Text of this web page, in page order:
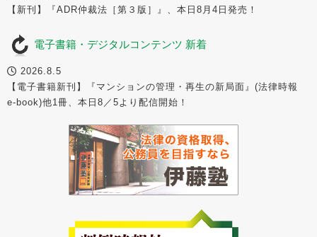
【新刊】『ADR仲裁法［第３版］』、本日8月4日発売！
電子書籍・デジタルコンテンツ 新着
2026.8.5
【電子書籍新刊】『マンションの管理・再生の新局面』(法律時報
e-book)他1冊、本日8／5より配信開始！